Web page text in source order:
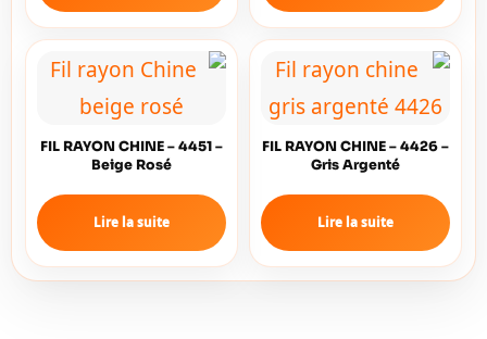
FIL RAYON CHINE – 4426 –
Gris Argenté
Lire la suite
FIL RAYON CHINE – 4451 –
Beige Rosé
Lire la suite